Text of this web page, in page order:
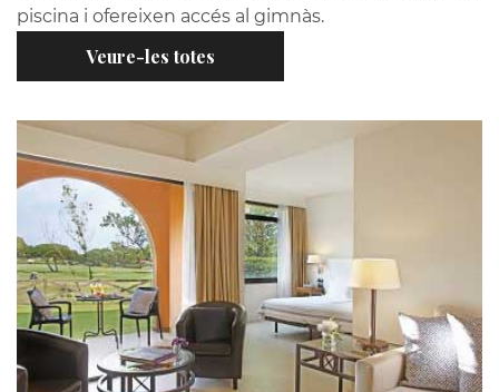
piscina i ofereixen accés al gimnàs.
Veure-les totes